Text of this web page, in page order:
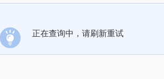
正在查询中，请刷新重试